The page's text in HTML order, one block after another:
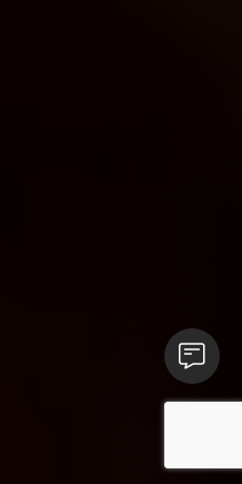
Kontakt